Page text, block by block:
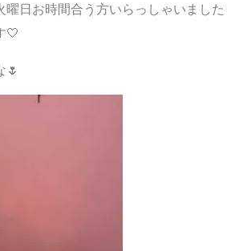
曜日お時間合う方いらっしゃいまし
🤍
🌷